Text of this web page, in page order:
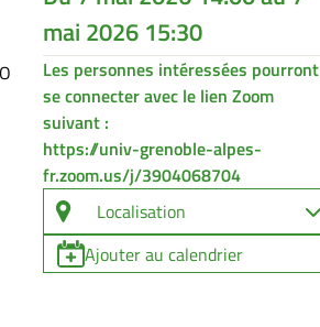
mai 2026 15:30
Les personnes intéressées pourront
se connecter avec le lien Zoom
suivant :
https://univ-grenoble-alpes-
fr.zoom.us/j/3904068704
Localisation
Ajouter au calendrier